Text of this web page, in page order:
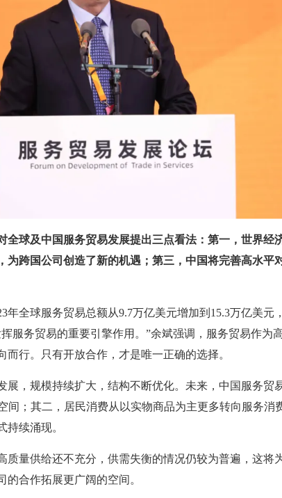
全球及中国服务贸易发展提出三点看法：第一，世界经
为跨国公司创造了新的机遇；第三，中国将完善高水平
全球服务贸易总额从9.7万亿美元增加到15.3万亿美元
服务贸易的重要引擎作用。”余斌强调，服务贸易作为
行。只有开放合作，才是唯一正确的选择。
展，规模持续扩大，结构不断优化。未来，中国服务贸
间；其二，居民消费从以实物商品为主更多转向服务
续涌现。
质量供给还不充分，供需失衡的情况仍较为普遍，这将
合作拓展更广阔的空间。